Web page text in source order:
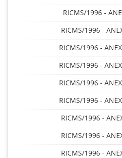
RICMS/1996 -
RICMS/1996 -
RICMS/1996 -
RICMS/1996 -
RICMS/1996 -
RICMS/1996 -
RICMS/1996 -
RICMS/1996 -
RICMS/1996 -